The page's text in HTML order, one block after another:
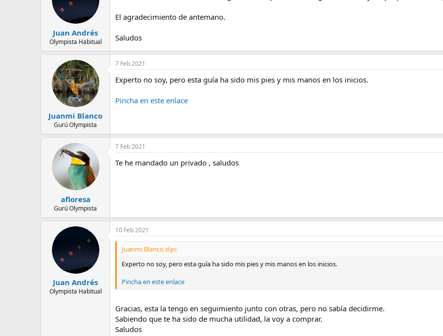
d
e
m
d
e
n
i
c
Juan Andrés
Olympista Habitual
El agradecimiento de antemano.
Saludos
Juanmi Blanco
Gurú Olympista
7 Feb 2021
Experto no soy, pero esta guía ha sido mis pies y mis manos en los inicios.
Pincha en este enlace
afloresa
Gurú Olympista
7 Feb 2021
Te he mandado un privado , saludos
Juan Andrés
Olympista Habitual
10 Feb 2021
Juanmi Blanco dijo:
Experto no soy, pero esta guía ha sido mis pies y mis manos en los inicios.
Pincha en este enlace
Gracias, esta la tengo en seguimiento junto con otras, pero no sabía decidirme.
Sabiendo que te ha sido de mucha utilidad, la voy a comprar.
Saludos